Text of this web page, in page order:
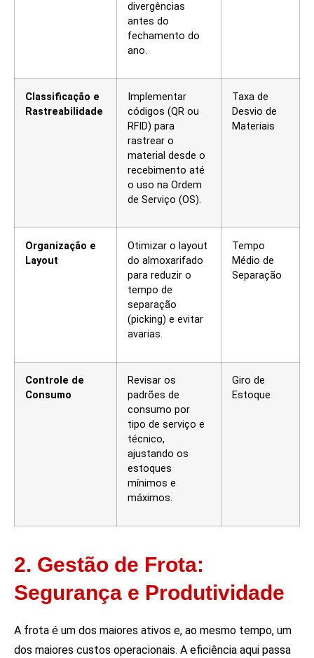
divergências
antes do
fechamento do
ano.
Classificação e
Rastreabilidade
Implementar
códigos (QR ou
RFID) para
rastrear o
material desde o
recebimento até
o uso na Ordem
de Serviço (OS).
Taxa de
Desvio de
Materiais
Organização e
Layout
Otimizar o layout
do almoxarifado
para reduzir o
tempo de
separação
(picking) e evitar
avarias.
Tempo
Médio de
Separação
Controle de
Consumo
Revisar os
padrões de
consumo por
tipo de serviço e
técnico,
ajustando os
estoques
mínimos e
máximos.
Giro de
Estoque
2. Gestão de Frota:
Segurança e Produtividade
A frota é um dos maiores ativos e, ao mesmo tempo, um
dos maiores custos operacionais. A eficiência aqui passa